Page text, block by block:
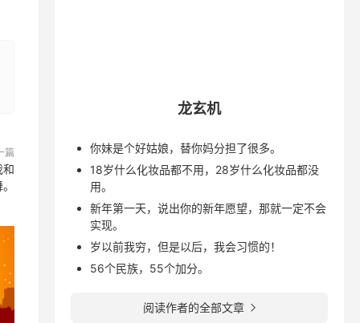
篇
和
龙玄机
你妹是个好姑娘，替你妈分担了很多。
18岁什么化妆品都不用，28岁什么化妆品都没
用。
新年第一天，说出你的新年愿望，那就一定不会
实现。
岁以前我穷，但是以后，我会习惯的！
56个民族，55个加分。
阅读作者的全部文章 